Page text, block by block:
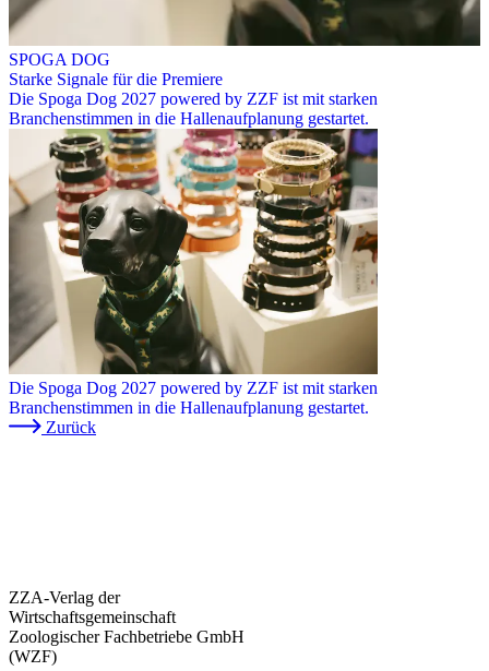
SPOGA DOG
Starke Signale für die Premiere
Die Spoga Dog 2027 powered by ZZF ist mit starken
Branchenstimmen in die Hallenaufplanung gestartet.
Die Spoga Dog 2027 powered by ZZF ist mit starken
Branchenstimmen in die Hallenaufplanung gestartet.
Zurück
ZZA-Verlag der
Wirtschaftsgemeinschaft
Zoologischer Fachbetriebe GmbH
(WZF)